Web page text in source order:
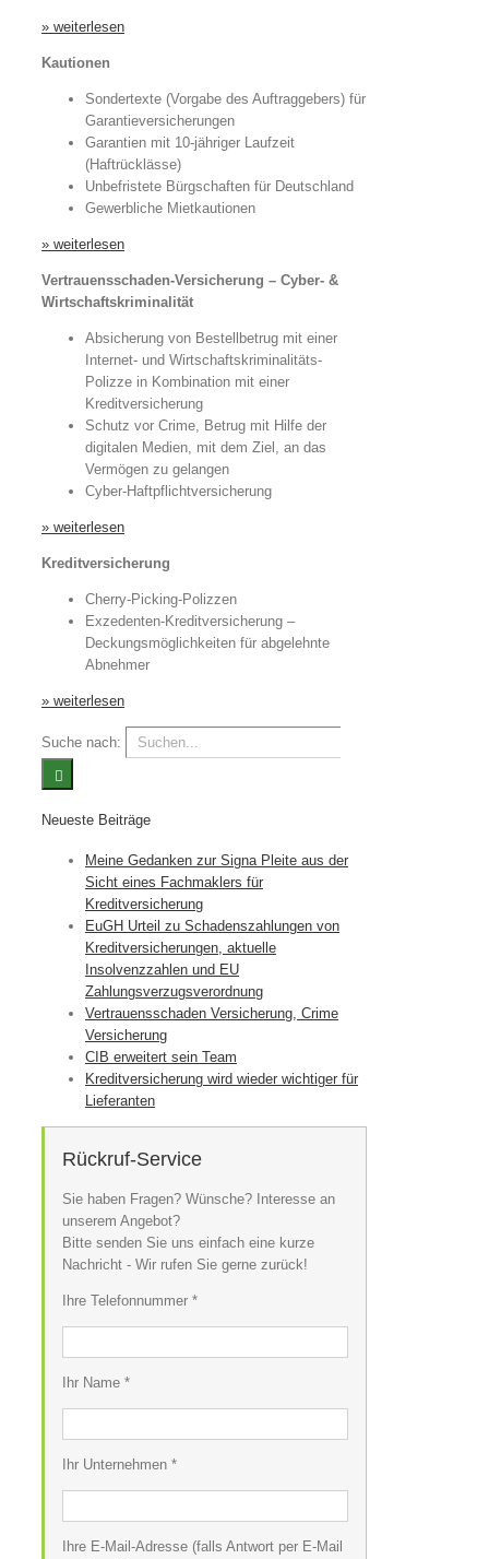
» weiterlesen
Kautionen
Sondertexte (Vorgabe des Auftraggebers) für
Garantieversicherungen
Garantien mit 10-jähriger Laufzeit
(Haftrücklässe)
Unbefristete Bürgschaften für Deutschland
Gewerbliche Mietkautionen
» weiterlesen
Vertrauensschaden-Versicherung – Cyber- &
Wirtschaftskriminalität
Absicherung von Bestellbetrug mit einer
Internet- und Wirtschaftskriminalitäts-
Polizze in Kombination mit einer
Kreditversicherung
Schutz vor Crime, Betrug mit Hilfe der
digitalen Medien, mit dem Ziel, an das
Vermögen zu gelangen
Cyber-Haftpflichtversicherung
» weiterlesen
Kreditversicherung
Cherry-Picking-Polizzen
Exzedenten-Kreditversicherung –
Deckungsmöglichkeiten für abgelehnte
Abnehmer
» weiterlesen
Suche nach:
Neueste Beiträge
Meine Gedanken zur Signa Pleite aus der
Sicht eines Fachmaklers für
Kreditversicherung
EuGH Urteil zu Schadenszahlungen von
Kreditversicherungen, aktuelle
Insolvenzzahlen und EU
Zahlungsverzugsverordnung
Vertrauensschaden Versicherung, Crime
Versicherung
CIB erweitert sein Team
Kreditversicherung wird wieder wichtiger für
Lieferanten
Rückruf-Service
Sie haben Fragen? Wünsche? Interesse an
unserem Angebot?
Bitte senden Sie uns einfach eine kurze
Nachricht - Wir rufen Sie gerne zurück!
Ihre Telefonnummer *
Ihr Name *
Ihr Unternehmen *
Ihre E-Mail-Adresse (falls Antwort per E-Mail